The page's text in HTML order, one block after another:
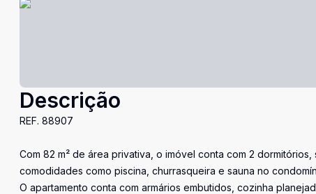
Descrição
REF. 88907
Com 82 m² de área privativa, o imóvel conta com 2
comodidades como piscina, churrasqueira e sauna no
O apartamento conta com armários embutidos, cozinha